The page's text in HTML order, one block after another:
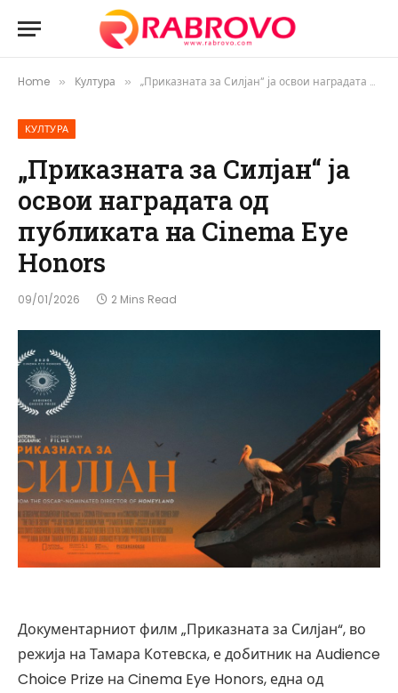
Home » Култура » „Приказната за Силјан“ ја освои наградата од публиката на Cinema Eye Honors
КУЛТУРА
„Приказната за Силјан“ ја
освои наградата од
публиката на Cinema Eye
Honors
09/01/2026 2 Mins Read
Документарниот филм „Приказната за Силјан“, во
режија на Тамара Котевска, е добитник на Audience
Choice Prize на Cinema Eye Honors, една од